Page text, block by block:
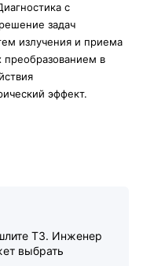
с
задач
излучения и приема
в
эффект.
ТЗ. Инженер
выбрать